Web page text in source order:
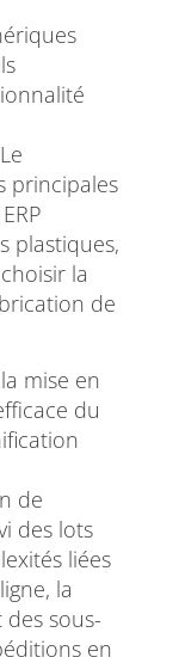
principales
plastiques,
la
de
mise en
du
de
des lots
liées
la
sous-
en